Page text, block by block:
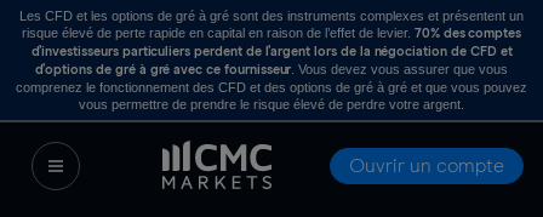
Les CFD et les options de gré à gré sont des instruments complexes et présentent un
risque élevé de perte rapide en capital en raison de l’effet de levier. 70% des comptes
d’investisseurs particuliers perdent de l’argent lors de la négociation de CFD et
d’options de gré à gré avec ce fournisseur . Vous devez vous assurer que vous
comprenez le fonctionnement des CFD et des options de gré à gré et que vous pouvez
vous permettre de prendre le risque élevé de perdre votre argent.
Ouvrir un compte